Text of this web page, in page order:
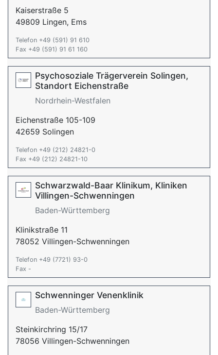
Kaiserstraße 5
49809 Lingen, Ems
Telefon +49 (591) 91 610
Fax +49 (591) 91 61 160
Psychosoziale Trägerverein Solingen,
Standort Eichenstraße
Nordrhein-Westfalen
Eichenstraße 105-109
42659 Solingen
Telefon +49 (212) 24821-0
Fax +49 (212) 24821-10
Schwarzwald-Baar Klinikum, Kliniken
Villingen-Schwenningen
Baden-Württemberg
Klinikstraße 11
78052 Villingen-Schwenningen
Telefon +49 (7721) 93-0
Fax -
Schwenninger Venenklinik
Baden-Württemberg
Steinkirchring 15/17
78056 Villingen-Schwenningen